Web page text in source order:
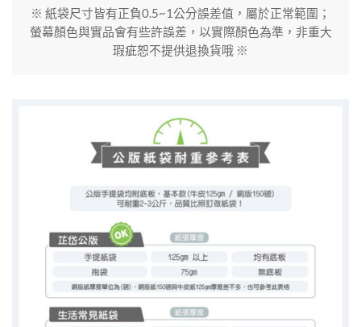
※ 紙袋尺寸皆有正負0.5~1公分誤差值，屬於正常範圍；
螢幕顏色與實品會有些許誤差，以實際顏色為準，非重大
瑕疵恕不提供退換貨哦 ※